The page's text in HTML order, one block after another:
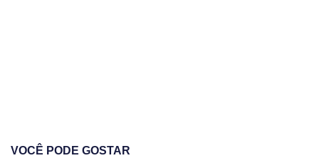
VOCÊ PODE GOSTAR